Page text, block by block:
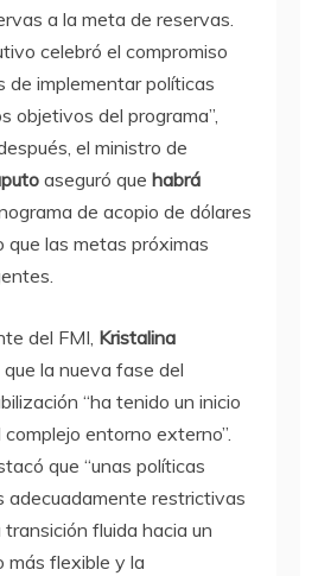
a la meta de reservas.
celebró el compromiso
de implementar políticas
objetivos del programa”,
el ministro de
aseguró que habrá
de acopio de dólares
que las metas próximas
del FMI, Kristalina
que la nueva fase del
“ha tenido un inicio
entorno externo”.
que “unas políticas
adecuadamente restrictivas
fluida hacia un
más flexible y la